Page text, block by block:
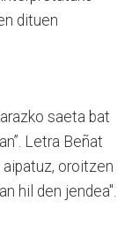
dituen
saeta bat
Letra Beñat
oroitzen
hil den jendea".